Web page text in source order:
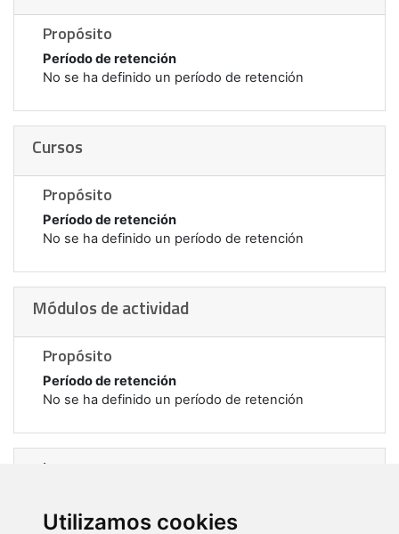
Utilizamos cookies
Propósito
Período de retención
No se ha definido un período de retención
Cursos
Propósito
Período de retención
No se ha definido un período de retención
Módulos de actividad
Propósito
Período de retención
No se ha definido un período de retención
Bloques
Propósito